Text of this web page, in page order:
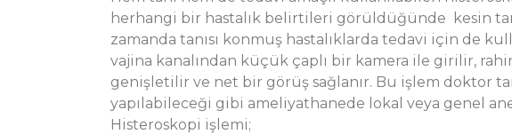
herhangi bir hastalık belirtileri görüldüğünde kesin
zamanda tanısı konmuş hastalıklarda tedavi için de
vajina kanalından küçük çaplı bir kamera ile girilir,
genişletilir ve net bir görüş sağlanır. Bu işlem doktor
yapılabileceği gibi ameliyathanede lokal veya genel
Histeroskopi işlemi;